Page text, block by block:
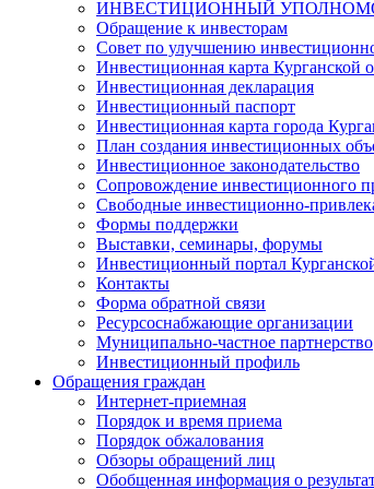
ИНВЕСТИЦИОННЫЙ
Обращение к инвесторам
Совет по улучшению
Инвестиционная карта Курганской
Инвестиционная декларация
Инвестиционный паспорт
Инвестиционная карта города
План создания инвестиционных
Инвестиционное законодательство
Сопровождение инвестиционного
Свободные инвестиционно-
Формы поддержки
Выставки, семинары, форумы
Инвестиционный портал
Контакты
Форма обратной связи
Ресурсоснабжающие организации
Муниципально-частное партнерство
Инвестиционный профиль
Обращения граждан
Интернет-приемная
Порядок и время приема
Порядок обжалования
Обзоры обращений лиц
Обобщенная информация о